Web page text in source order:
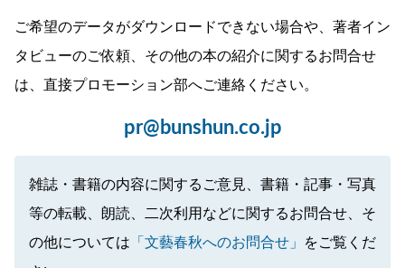
ご希望のデータがダウンロードできない場合や、著者イン
タビューのご依頼、その他の本の紹介に関するお問合せ
は、直接プロモーション部へご連絡ください。
pr@bunshun.co.jp
雑誌・書籍の内容に関するご意見、書籍・記事・写真
等の転載、朗読、二次利用などに関するお問合せ、そ
の他については 「文藝春秋へのお問合せ」
をご覧くだ